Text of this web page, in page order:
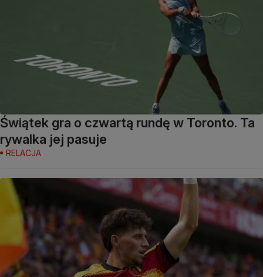
Świątek gra o czwartą rundę w Toronto. Ta
rywalka jej pasuje
RELACJA